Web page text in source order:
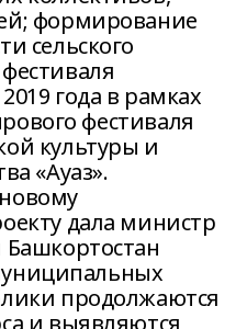
формирование
сельского
года в рамках
фестиваля
культуры и
«Ауаз».
дала министр
Башкортостан
продолжаются
и выявляются